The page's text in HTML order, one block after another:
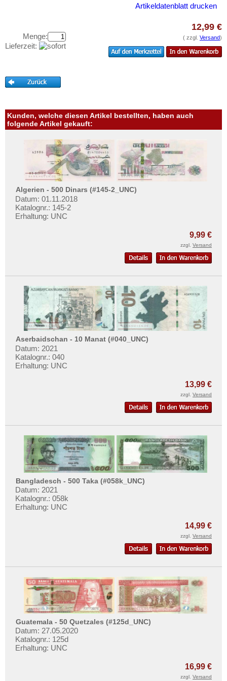
Tonga
Vanuatu
Kataloge
Aufbewahrung
Kontakt
Informationen
Preislisten
Erhaltungsgrade
Gratisbanknoten
FAQ
Privatsphäre und Datenschutz
Liefer- und Versandkosten
AGB
Impressum
Artikeldatenblatt drucken
Menge:
Lieferzeit:
12,99 €
( zzgl. Versand)
Kunden, welche diesen Artikel bestellten, haben auch
folgende Artikel gekauft:
Algerien - 500 Dinars (#145-2_UNC)
Datum: 01.11.2018
Katalognr.: 145-2
Erhaltung: UNC
9,99 €
zzgl. Versand
Aserbaidschan - 10 Manat (#040_UNC)
Datum: 2021
Katalognr.: 040
Erhaltung: UNC
13,99 €
zzgl. Versand
Bangladesch - 500 Taka (#058k_UNC)
Datum: 2021
Katalognr.: 058k
Erhaltung: UNC
14,99 €
zzgl. Versand
Guatemala - 50 Quetzales (#125d_UNC)
Datum: 27.05.2020
Katalognr.: 125d
Erhaltung: UNC
16,99 €
zzgl. Versand